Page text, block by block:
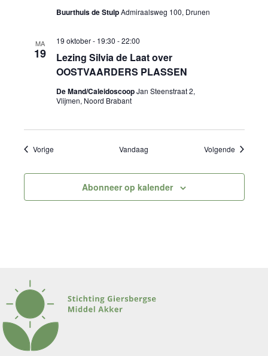
Buurthuis de StulpAdmiraalsweg 100, Drunen
MA
19
Lezing Silvia de Laat over
OOSTVAARDERS PLASSEN
19 oktober - 19:30 -22:00
De Mand/CaleidoscoopJan Steenstraat 2,
Vlijmen, Noord Brabant
VorigeEvenementen Vandaag Volgende
Abonneer op kalender